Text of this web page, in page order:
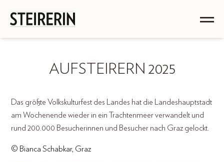
AUFSTEIRERN 2025
Das größte Volkskulturfest des Landes hat die Landeshauptstadt
am Wochenende wieder in ein Trachtenmeer verwandelt und
rund 200.000 Besucherinnen und Besucher nach Graz gelockt.
© Bianca Schabkar, Graz